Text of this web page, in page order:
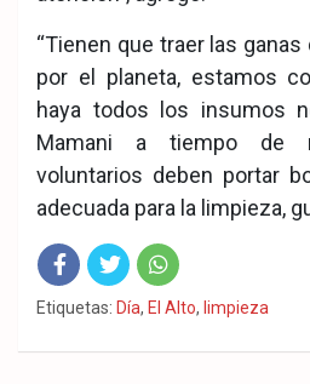
“Tienen que traer las
por el planeta, estamos
haya todos los insumos
Mamani a tiempo de
voluntarios deben portar
adecuada para la limpieza,
Fac
eb
Twit
ter
Wha
tsA
Etiquetas: Día, El Alto, limpieza